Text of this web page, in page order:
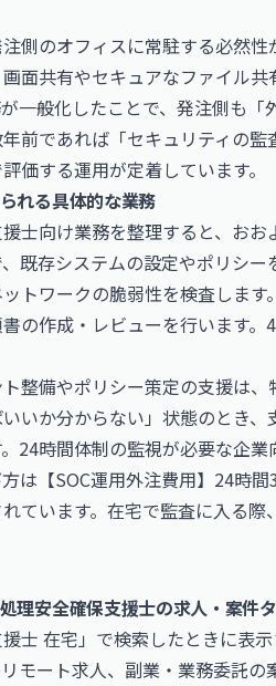
側のオフィスに常駐する必然
面共有やセキュアなファイル
一般化したことで、発注側も
前であれば「セキュリティの
価する運用が定着しています。
れる具体的な業務
士向け業務を整理すると、お
既存システムの設定やポリシ
トワークの脆弱性を検査しま
の作成・レビューを行います。
整備やポリシー策定の支援は
いいか分からない」状態のとき
24時間体制の監視が必要な企
は 【SOC運用外注費用】24時
ています。在宅で監査に入る
理安全確保支援士の求人・案件
援士 在宅」で検索したときに表
モート求人、副業・業務委託